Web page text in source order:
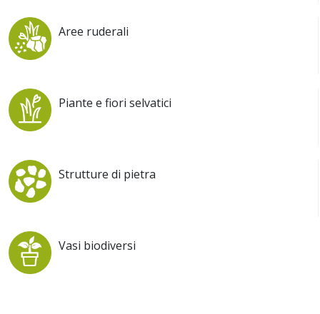
Aree ruderali
Piante e fiori selvatici
Strutture di pietra
Vasi biodiversi